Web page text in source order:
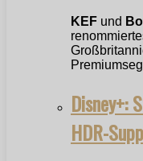
KEF und
Disney+:
HDR-